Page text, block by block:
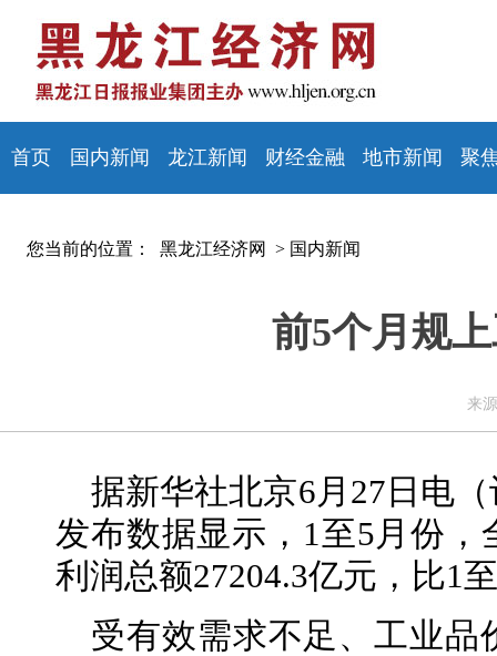
首页 国内新闻 龙江新闻 财经金融 地市新闻 聚
您当前的位置： 黑龙江经济网 > 国内新闻
前5个月规
来
据新华社北京6月27日电
发布数据显示，1至5月份
利润总额27204.3亿元，比1
受有效需求不足、工业品